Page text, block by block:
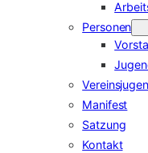
Personen
Manifest
Satzung
Kontakt